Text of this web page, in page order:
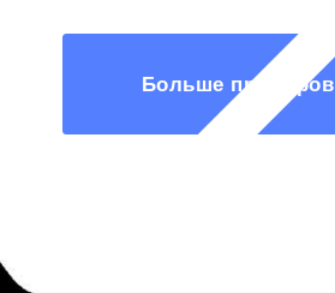
Больше примеров